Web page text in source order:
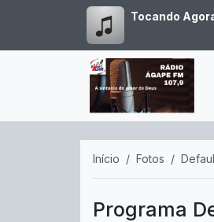
Tocando
Início Fotos
Programa